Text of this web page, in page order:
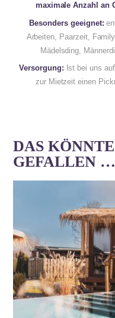
maximale Anzahl an
Besonders geeignet:
Arbeiten, Paarzeit,
Mädelsding,
Versorgung: Ist bei uns
zur Mietzeit einen
DAS
GEFALLEN …